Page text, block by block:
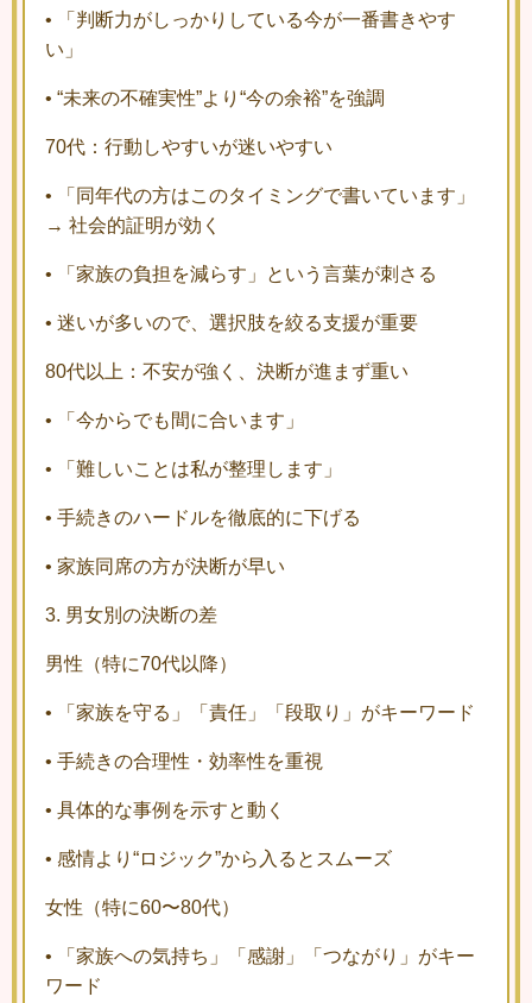
•
「判断力がしっかりしている今が一番書きやす
い」
• “未来の不確実性”より“今の余裕”を強調
70代：行動しやすいが迷いやすい
•
「同年代の方はこのタイミングで書いています」
→ 社会的証明が効く
• 「家族の負担を減らす」という言葉が刺さる
• 迷いが多いので、選択肢を絞る支援が重要
80代以上：不安が強く、決断が進まず重い
• 「今からでも間に合います」
• 「難しいことは私が整理します」
• 手続きのハードルを徹底的に下げる
• 家族同席の方が決断が早い
3. 男女別の決断の差
男性（特に70代以降）
• 「家族を守る」「責任」「段取り」がキーワード
• 手続きの合理性・効率性を重視
• 具体的な事例を示すと動く
• 感情より“ロジック”から入るとスムーズ
女性（特に60〜80代）
•
「家族への気持ち」「感謝」「つながり」がキー
ワード